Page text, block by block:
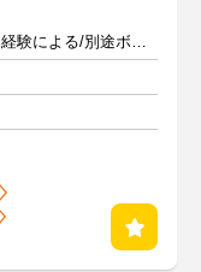
時給1500円+ 交通費 ※経験による/別途ボーナス支給あり